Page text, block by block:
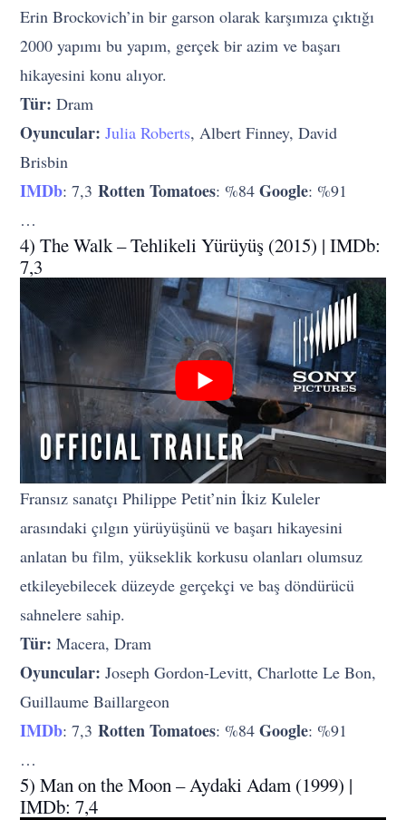
Erin Brockovich’in bir garson olarak karşımıza çıktığı
2000 yapımı bu yapım, gerçek bir azim ve başarı
hikayesini konu alıyor.
Tür: Dram
Oyuncular: Julia Roberts, Albert Finney, David
Brisbin
IMDb: 7,3Rotten Tomatoes: %84Google: %91
…
4) The Walk – Tehlikeli Yürüyüş (2015) | IMDb:
7,3
Fransız sanatçı Philippe Petit’nin İkiz Kuleler
arasındaki çılgın yürüyüşünü ve başarı hikayesini
anlatan bu film, yükseklik korkusu olanları olumsuz
etkileyebilecek düzeyde gerçekçi ve baş döndürücü
sahnelere sahip.
Tür: Macera, Dram
Oyuncular: Joseph Gordon-Levitt, Charlotte Le Bon,
Guillaume Baillargeon
IMDb: 7,3Rotten Tomatoes: %84Google: %91
…
5) Man on the Moon – Aydaki Adam (1999) |
IMDb: 7,4